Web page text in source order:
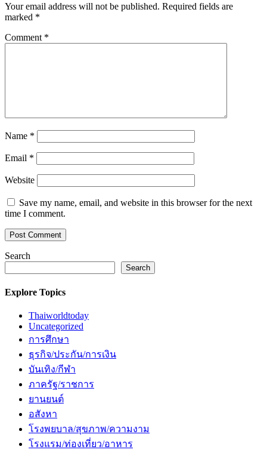
Your email address will not be published. Required fields are
marked *
Comment *
Name *
Email *
Website
Save my name, email, and website in this browser for the next
time I comment.
Search
Search
Explore Topics
Thaiworldtoday
Uncategorized
การศึกษา
ธุรกิจ/ประกัน/การเงิน
บันเทิง/กีฬา
ภาครัฐ/ราชการ
ยานยนต์
อสังหา
โรงพยบาล/สุขภาพ/ความงาม
โรงแรม/ท่องเที่ยว/อาหาร